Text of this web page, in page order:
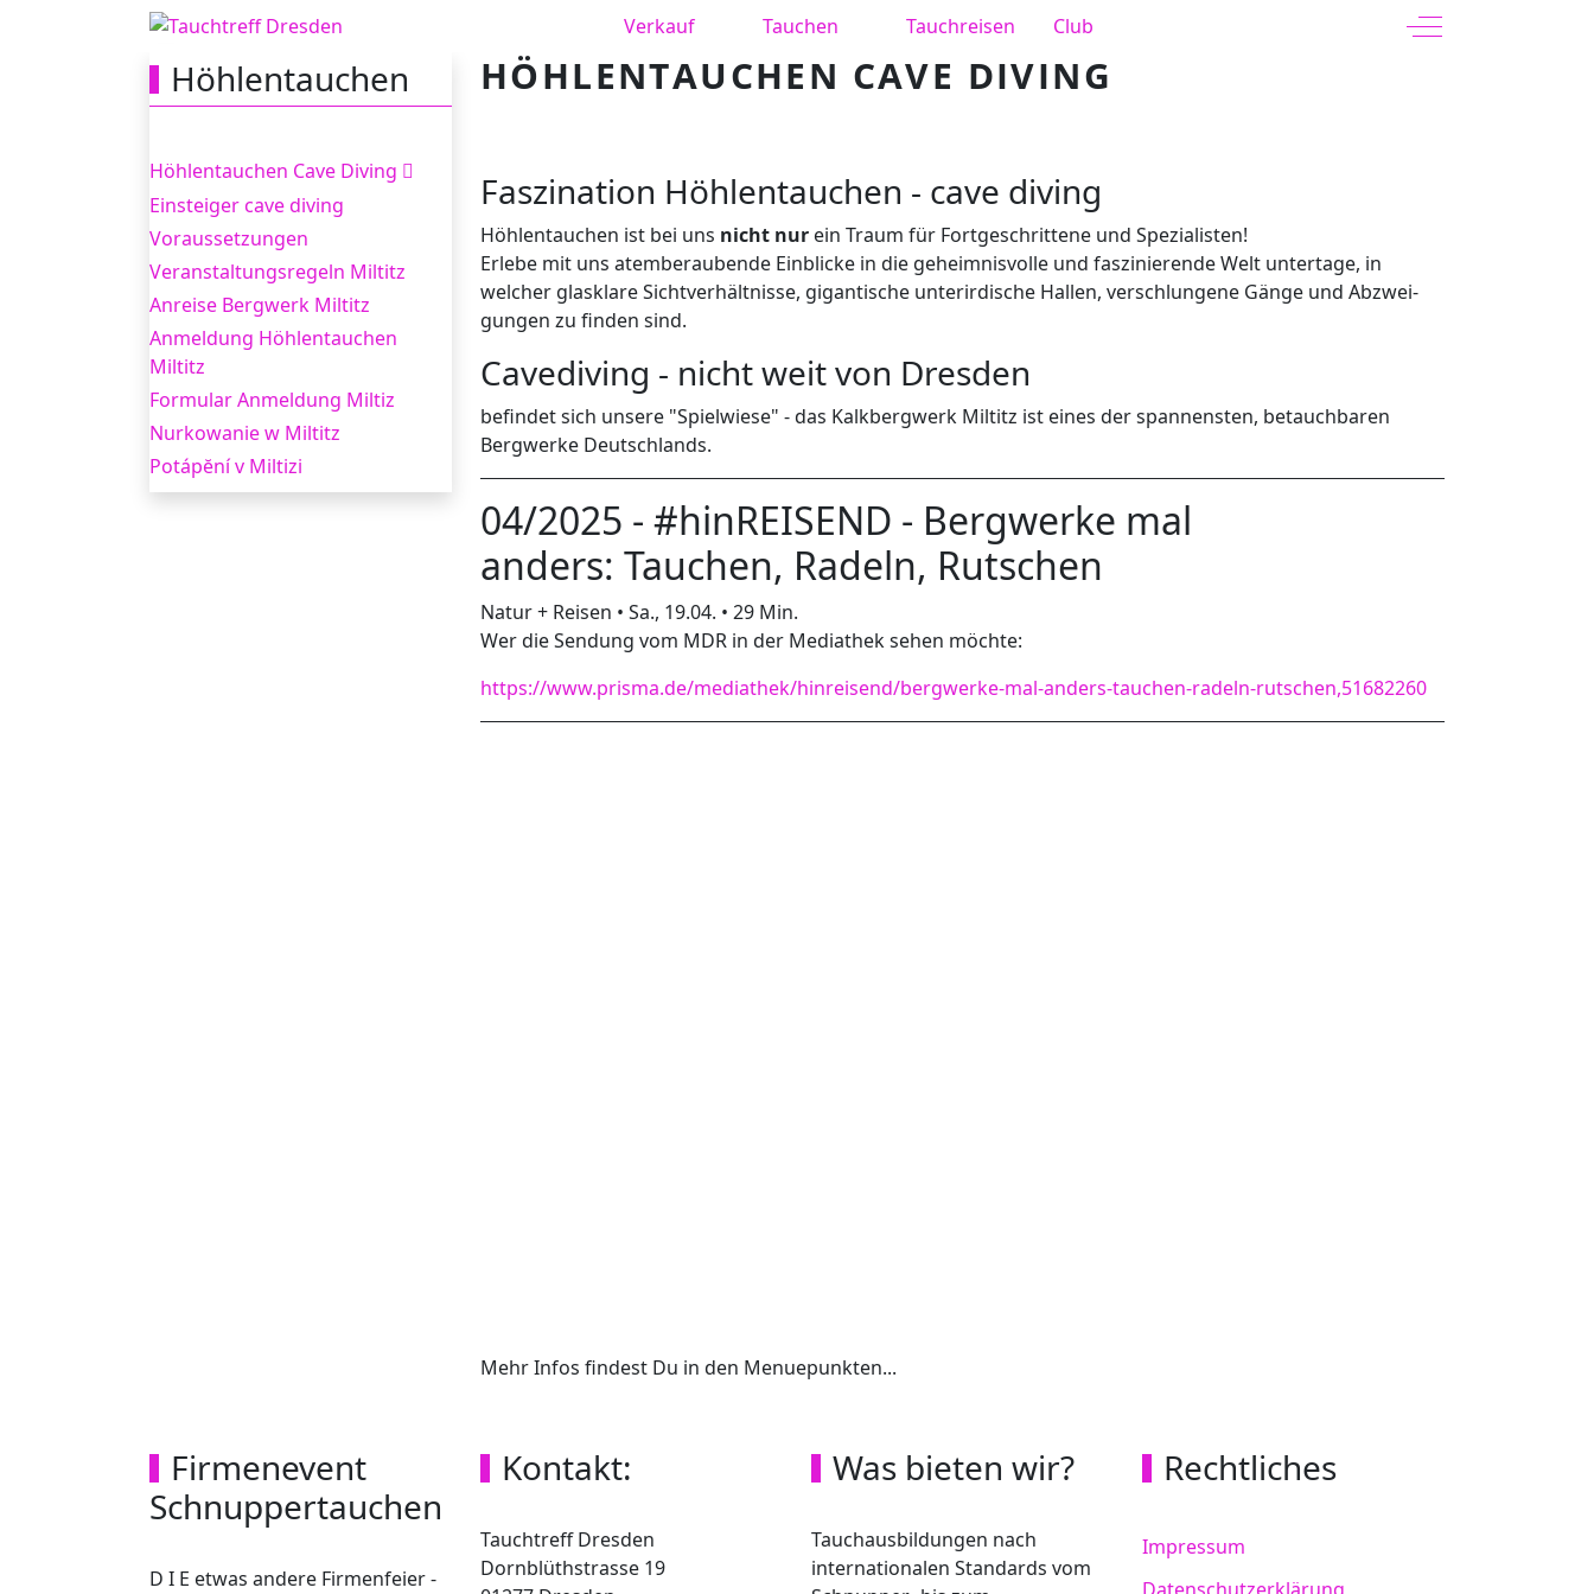
Verkauf Tauchen Tauchreisen Club Off-Canvas Toggle
Höhlentauchen
Höhlentauchen Cave Diving
Ein­steiger cave diving
Voraussetzungen
Ver­anstal­tungsregeln Miltitz
Anreise Berg­w­erk Miltitz
Anmeldung Höhlentauchen
Miltitz
Formular Anmeldung Miltiz
Nurkowanie w Miltitz
Potápĕní v Miltizi
HÖHLENTAUCHEN CAVE DIVING
Fasz­i­na­tion Höhlentauchen - cave diving
Höh­len­tauchen ist bei uns nicht nur ein Traum für Fort­geschrit­tene und Spezialisten!
Erlebe mit uns atem­ber­aubende Ein­blicke in die geheimnisvolle und faszinierende Welt untertage, in
welcher glasklare Sichtver­hält­nisse, gigan­tis­che unterirdis­che Hallen, ver­schlun­gene Gänge und Abzwei­
gun­gen zu finden sind.
Cavediving - nicht weit von Dresden
befindet sich unsere "Spielwiese" - das Kalkbergwerk Miltitz ist eines der spannensten, betauchbaren
Bergwerke Deutschlands.
04/2025 - #hinREISEND - Bergwerke mal
anders: Tauchen, Radeln, Rutschen
Natur + Reisen • Sa., 19.04. • 29 Min.
Wer die Sendung vom MDR in der Mediathek sehen möchte:
https://www.prisma.de/mediathek/hinreisend/bergwerke-mal-anders-tauchen-radeln-rutschen,51682260
Mehr Infos findest Du in den Menuepunkten...
Firmenevent
Schnuppertauchen
D I E etwas andere Firmenfeier -
Kontakt:
Tauchtreff Dresden
Dorn­blüth­strasse 19
Was bieten wir?
Tauchausbildungen nach
internationalen Standards vom
Rechtliches
Impressum